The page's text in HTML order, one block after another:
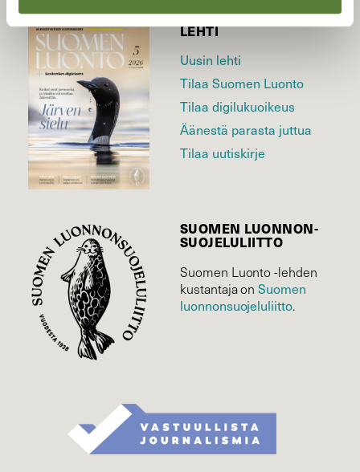
LEHTI
Uusin lehti
Tilaa Suomen Luonto
Tilaa digilukuoikeus
Äänestä parasta juttua
Tilaa uutiskirje
SUOMEN LUONNON­
SUOJELU­LIITTO
Suomen Luonto -lehden
kustantaja onSuomen
luonnonsuojelu­liitto.